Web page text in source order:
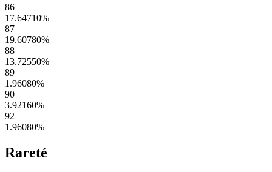
86
17.64710%
87
19.60780%
88
13.72550%
89
1.96080%
90
3.92160%
92
1.96080%
Rareté